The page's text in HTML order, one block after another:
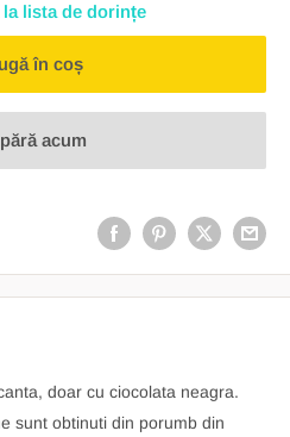
lista de dorințe
în coș
acum
doar cu ciocolata neagra.
sunt obtinuti din porumb din